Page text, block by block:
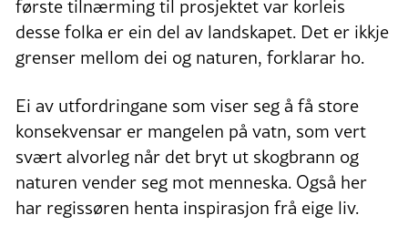
første tilnærming til prosjektet var korleis
desse folka er ein del av landskapet. Det er ikkje
grenser mellom dei og naturen, forklarar ho.
Ei av utfordringane som viser seg å få store
konsekvensar er mangelen på vatn, som vert
svært alvorleg når det bryt ut skogbrann og
naturen vender seg mot menneska. Også her
har regissøren henta inspirasjon frå eige liv.